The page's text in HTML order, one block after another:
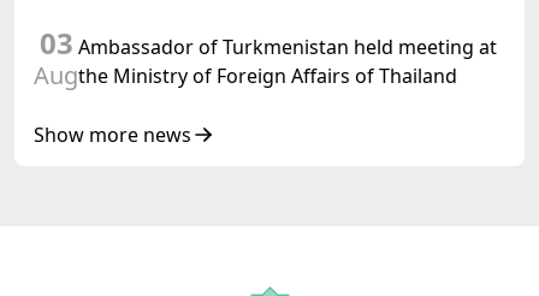
03
Aug
Ambassador of Turkmenistan held meeting at
the Ministry of Foreign Affairs of Thailand
Show more news